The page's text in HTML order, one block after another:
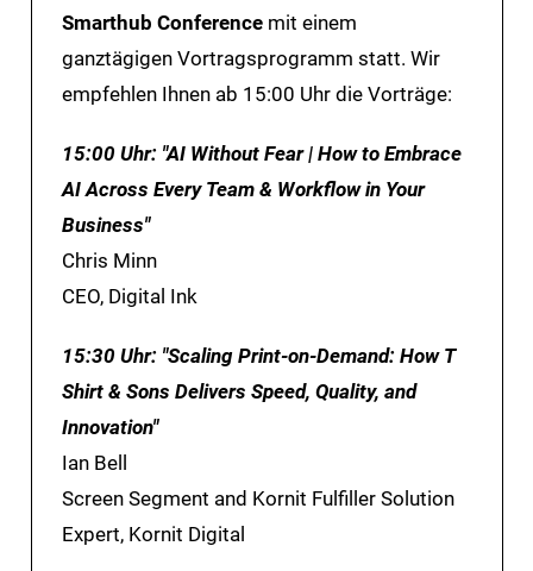
Smarthub Conference mit einem
ganztägigen Vortragsprogramm statt. Wir
empfehlen Ihnen ab 15:00 Uhr die Vorträge:
15:00 Uhr: "AI Without Fear | How to Embrace
AI Across Every Team & Workflow in Your
Business"
Chris Minn
CEO, Digital Ink
15:30 Uhr: "Scaling Print-on-Demand: How T
Shirt & Sons Delivers Speed, Quality, and
Innovation"
Ian Bell
Screen Segment and Kornit Fulfiller Solution
Expert, Kornit Digital